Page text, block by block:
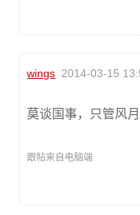
wings 2014-03-15
莫谈国事，只管风
跟帖来自电脑端